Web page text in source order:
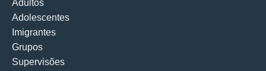
Adultos
Adolescentes
Imigrantes
Grupos
Supervisões